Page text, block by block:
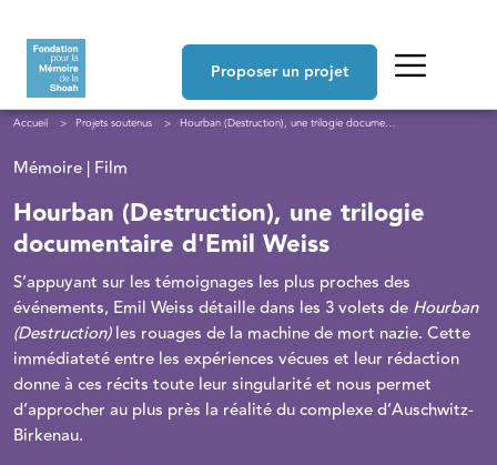
Proposer un projet
Fil d'Ariane
Accueil Projets soutenus Hourban (Destruction), une trilogie documentaire d'Emil Weiss
Mémoire | Film
Hourban (Destruction), une trilogie
documentaire d'Emil Weiss
S’appuyant sur les témoignages les plus proches des
événements, Emil Weiss détaille dans les 3 volets de Hourban
(Destruction)les rouages de la machine de mort nazie. Cette
immédiateté entre les expériences vécues et leur rédaction
donne à ces récits toute leur singularité et nous permet
d’approcher au plus près la réalité du complexe d’Auschwitz-
Birkenau.